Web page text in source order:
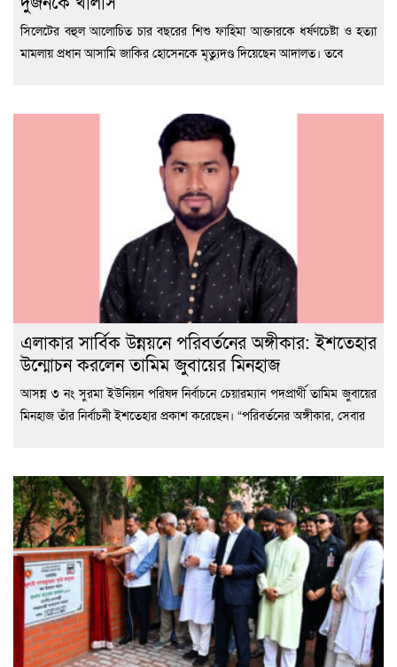
সিলেটের বহুল আলোচিত চার বছরের শিশু ফাহিমা আক্তারকে ধর্ষণচেষ্টা ও হত্যা
মামলায় প্রধান আসামি জাকির হোসেনকে মৃত্যুদণ্ড দিয়েছেন আদালত। তবে
এলাকার সার্বিক উন্নয়নে পরিবর্তনের অঙ্গীকার: ইশতেহার
উন্মোচন করলেন তামিম জুবায়ের মিনহাজ
আসন্ন ৩ নং সুরমা ইউনিয়ন পরিষদ নির্বাচনে চেয়ারম্যান পদপ্রার্থী তামিম জুবায়ের
মিনহাজ তাঁর নির্বাচনী ইশতেহার প্রকাশ করেছেন। “পরিবর্তনের অঙ্গীকার, সেবার